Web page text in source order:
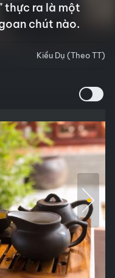
thực ra là một
chút nào.
Kiều Dụ (Theo TT)